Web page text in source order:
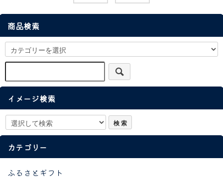
商品検索
イメージ検索
カテゴリー
ふるさとギフト